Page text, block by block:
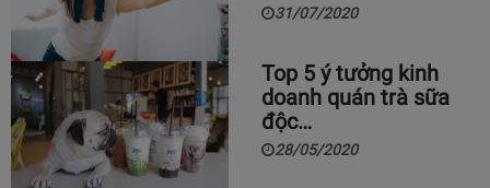
31/07/2020
Top 5 ý tưởng kinh
doanh quán trà sữa
độc…
28/05/2020